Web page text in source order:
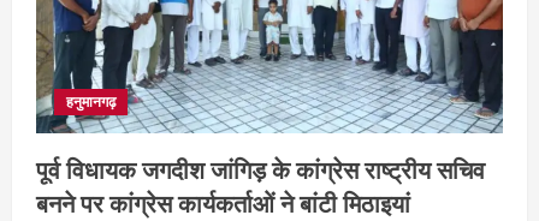
हनुमानगढ़
पूर्व विधायक जगदीश जांगिड़ के कांग्रेस राष्ट्रीय सचिव
बनने पर कांग्रेस कार्यकर्ताओं ने बांटी मिठाइयां